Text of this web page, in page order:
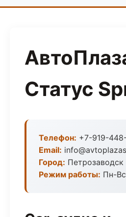
Статус
Телефон: +7-919-
Email:
Город: Петрозаводск
Режим работы: Пн-